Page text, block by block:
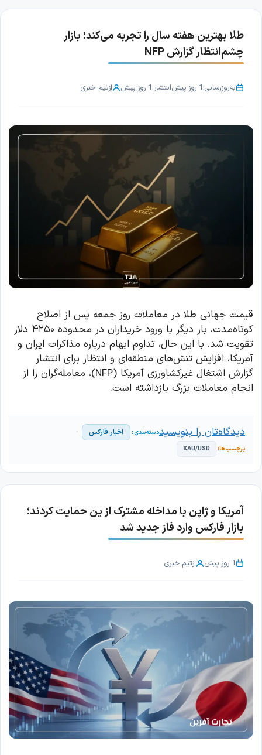
طلا بهترین هفته سال را تجربه می‌کند؛ بازار
چشم‌انتظار گزارش NFP
به‌روزرسانی:1 روز پیش انتشار:1 روز پیش ازتیم خبری
قیمت جهانی طلا در معاملات روز جمعه پس از اصلاح
کوتاه‌مدت، بار دیگر با ورود خریداران در محدوده ۴۲۵۰ دلار
تقویت شد. با این حال، تداوم ابهام درباره مذاکرات ایران و
آمریکا، افزایش تنش‌های منطقه‌ای و انتظار برای انتشار
گزارش اشتغال غیرکشاورزی آمریکا (NFP)، معامله‌گران را از
انجام معاملات بزرگ بازداشته است.
اخبار فارکس
XAU/USD
دیدگاه‌تان را بنویسید
آمریکا و ژاپن با مداخله مشترک از ین حمایت کردند؛
بازار فارکس وارد فاز جدید شد
1 روز پیش ازتیم خبری